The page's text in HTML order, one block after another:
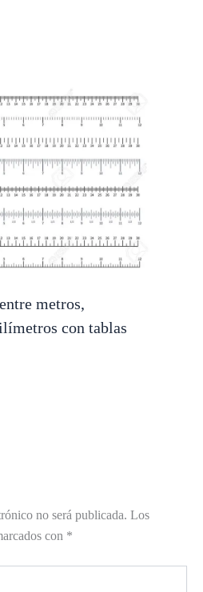
metros,
con tablas
no será publicada. Los
con *